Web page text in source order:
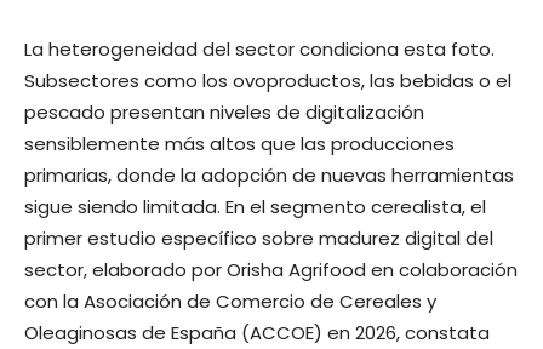
La heterogeneidad del sector condiciona esta foto.
Subsectores como los ovoproductos, las bebidas o el
pescado presentan niveles de digitalización
sensiblemente más altos que las producciones
primarias, donde la adopción de nuevas herramientas
sigue siendo limitada. En el segmento cerealista, el
primer estudio específico sobre madurez digital del
sector, elaborado por Orisha Agrifood en colaboración
con la Asociación de Comercio de Cereales y
Oleaginosas de España (ACCOE) en 2026, constata